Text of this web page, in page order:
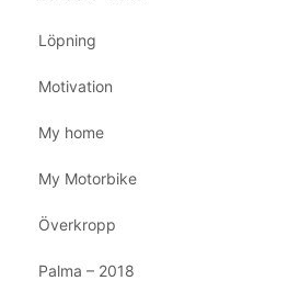
Löpning
Motivation
My home
My Motorbike
Överkropp
Palma – 2018